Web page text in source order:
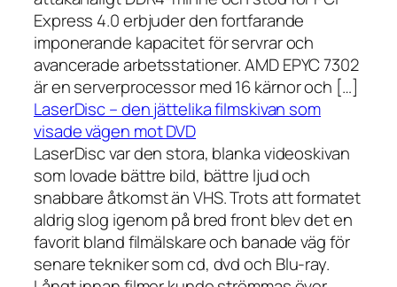
Express 4.0 erbjuder den fortfarande
imponerande kapacitet för servrar och
avancerade arbetsstationer. AMD EPYC 7302
är en serverprocessor med 16 kärnor och […]
LaserDisc – den jättelika filmskivan som
visade vägen mot DVD
LaserDisc var den stora, blanka videoskivan
som lovade bättre bild, bättre ljud och
snabbare åtkomst än VHS. Trots att formatet
aldrig slog igenom på bred front blev det en
favorit bland filmälskare och banade väg för
senare tekniker som cd, dvd och Blu-ray.